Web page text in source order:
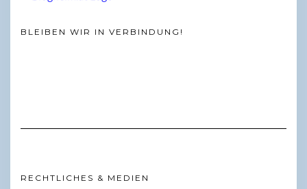
BLEIBEN WIR IN VERBINDUNG!
RECHTLICHES & MEDIEN